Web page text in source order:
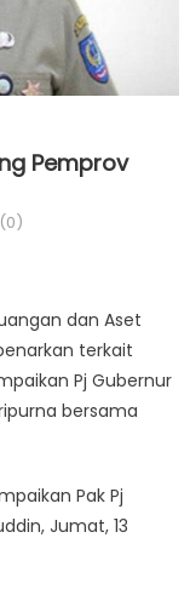
Pemprov
dan Aset
terkait
Pj Gubernur
bersama
Pak Pj
Jumat, 13